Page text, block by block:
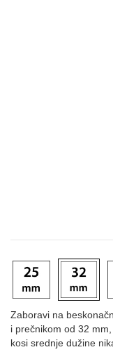
Zaboravi na
i prečnikom od 32
kosi srednje dužine